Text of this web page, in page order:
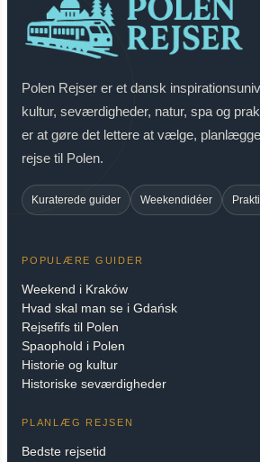
Polen Rejser er et dansk
kultur, seværdigheder, natur, spa og
er at gøre det lettere at vælge,
rejse til Polen.
Kuraterede guider Weekendidéer
POPULÆRE GUIDER
Weekend i Kraków
Hvad skal man se i Gdańsk
Rejsefifs til Polen
Spaophold i Polen
Historie og kultur
Historiske seværdigheder
PLANLÆG REJSEN
Bedste rejsetid